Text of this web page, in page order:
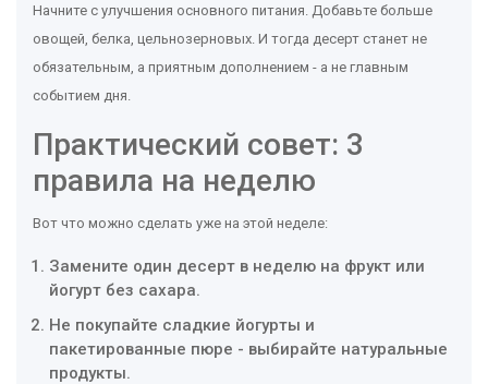
Начните с улучшения основного питания. Добавьте больше
овощей, белка, цельнозерновых. И тогда десерт станет не
обязательным, а приятным дополнением - а не главным
событием дня.
Практический совет: 3
правила на неделю
Вот что можно сделать уже на этой неделе:
Замените один десерт в неделю на фрукт или
йогурт без сахара.
Не покупайте сладкие йогурты и
пакетированные пюре - выбирайте натуральные
продукты.